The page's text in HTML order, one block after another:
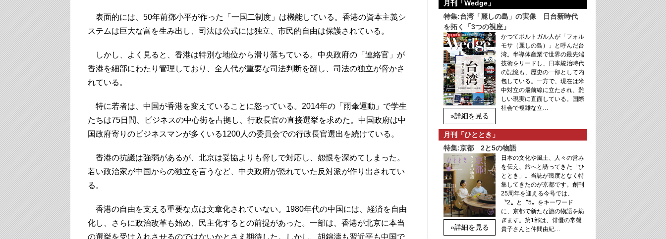
表面的には、50年前鄧小平が作った「一国二制度」は機能している。香港の資本主義シ
ステムは巨大な富を生み出し、司法は公式には独立、市民的自由は保護されている。
しかし、よく見ると、香港は特別な地位から滑り落ちている。中央政府の「連絡官」が
香港を細部にわたり管理しており、全人代が重要な司法判断を翻し、司法の独立が脅かさ
れている。
特に若者は、中国が香港を変えていることに怒っている。2014年の「雨傘運動」で学生
たちは75日間、ビジネスの中心街を占拠し、行政長官の直接選挙を求めた。中国政府は中
国政府寄りのビジネスマンが多くいる1200人の委員会での行政長官選出を続けている。
香港の抗議は強弱があるが、北京は妥協よりも脅しで対応し、怨恨を深めてしまった。
若い政治家が中国からの独立を言うなど、中央政府が恐れていた反対派が作り出されてい
る。
香港の自由を支える重要な点は文章化されていない。1980年代の中国には、経済を自由
化し、さらに政治改革も始め、民主化するとの前提があった。一部は、香港が北京に本当
の選挙を受け入れさせるのではないかとさえ期待した。しかし、胡錦濤も習近平も中国で
月刊「Wedge」
特集:台湾「麗しの島」の実像 日台新時代
を拓く「3つの視座」
»詳細を見る
かつてポルトガル人が「フォル
モサ（麗しの島）」と呼んだ台
湾。半導体産業で世界の最先端
技術をリードし、日本統治時代
の記憶も、歴史の一部として内
包している。一方で、現在は米
中対立の最前線に立たされ、難
しい現実に直面している。国際
社会で複雑な立…
月刊「ひととき」
特集:京都 2と5の物語
»詳細を見る
日本の文化や風土、人々の営み
を伝え、旅へと誘ってきた「ひ
ととき」。当誌が幾度となく特
集してきたのが京都です。創刊
25周年を迎える今号では、
〝2〟と〝5〟をキーワード
に、京都で新たな旅の物語を紡
ぎます。第1部は、俳優の常盤
貴子さんと仲間由紀…